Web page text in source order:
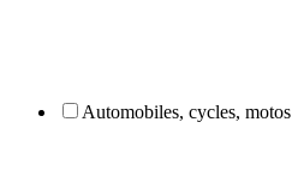
Automobiles, cycles, motos